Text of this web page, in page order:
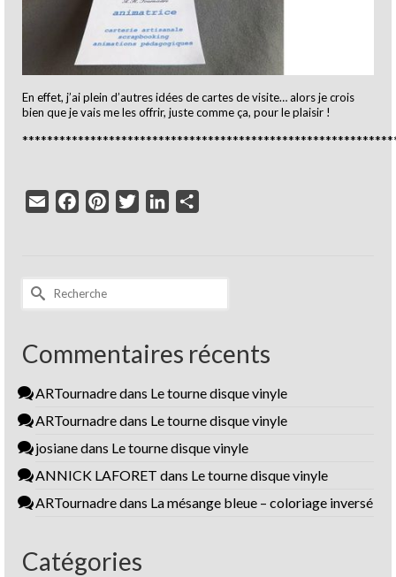
En effet, j’ai plein d’autres idées de cartes de visite… alors je crois
bien que je vais me les offrir, juste comme ça, pour le plaisir !
Email FacebookPinterestTwitterLinkedIn
Rechercher :
Commentaires récents
ARTournadredans Le tourne disque vinyle
ARTournadredans Le tourne disque vinyle
josianedans Le tourne disque vinyle
ANNICK LAFORET dans Le tourne disque vinyle
ARTournadredans La mésange bleue – coloriage inversé
Catégories